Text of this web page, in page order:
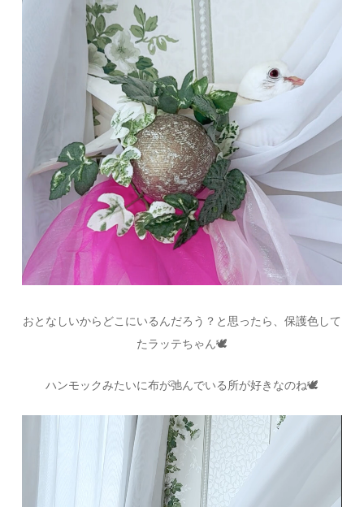
おとなしいからどこにいるんだろう？と思ったら、保護色して
たラッテちゃん🕊
ハンモックみたいに布が弛んでいる所が好きなのね🕊